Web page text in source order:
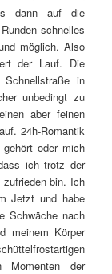
dann auf die
schnelles
möglich. Also
der Lauf. Die
in
unbedingt zu
aber feinen
24h-Romantik
oder mich
ich trotz der
zufrieden bin. Ich
Jetzt und habe
Schwäche nach
meinem Körper
der